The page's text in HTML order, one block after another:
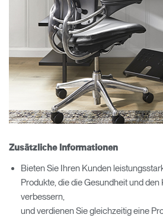
Zusätzliche Informationen
Bieten Sie Ihren Kunden
Produkte, die die Gesundheit und
verbessern,
und verdienen Sie gleichzeitig eine